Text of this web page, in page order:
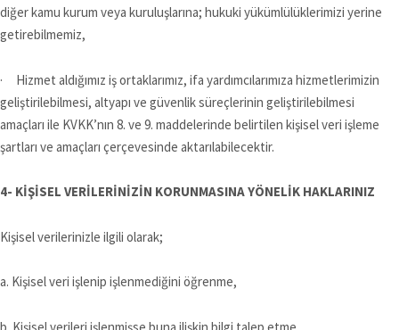
diğer kamu kurum veya kuruluşlarına; hukuki yükümlülüklerimizi yerine
getirebilmemiz,
· Hizmet aldığımız iş ortaklarımız, ifa yardımcılarımıza hizmetlerimizin
geliştirilebilmesi, altyapı ve güvenlik süreçlerinin geliştirilebilmesi
amaçları ile KVKK’nın 8. ve 9. maddelerinde belirtilen kişisel veri işleme
şartları ve amaçları çerçevesinde aktarılabilecektir.
4- KİŞİSEL VERİLERİNİZİN KORUNMASINA YÖNELİK HAKLARINIZ
Kişisel verilerinizle ilgili olarak;
a. Kişisel veri işlenip işlenmediğini öğrenme,